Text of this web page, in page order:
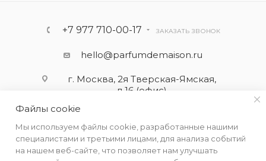
+7 977 710-00-17 ЗАКАЗАТЬ ЗВОНОК
hello@parfumdemaison.ru
г. Москва, 2я Тверская-Ямская,
д.16 (офис)
Файлы cookie
Мы используем файлы cookie, разработанные нашими
специалистами и третьими лицами, для анализа событий
на нашем веб-сайте, что позволяет нам улучшать